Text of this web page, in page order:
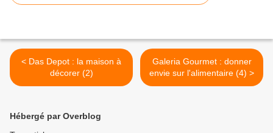
< Das Depot : la maison à
décorer (2)
Galeria Gourmet : donner
envie sur l'alimentaire (4) >
Hébergé par Overblog